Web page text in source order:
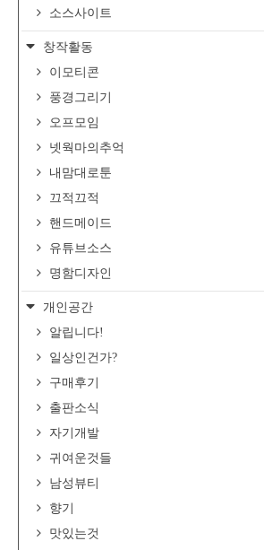
소스사이트
창작활동
이모티콘
풍경그리기
오프모임
넷웍마의추억
내맘대로툰
끄적끄적
핸드메이드
유튜브소스
명함디자인
개인공간
알립니다!
일상인건가?
구매후기
출판소식
자기개발
귀여운것들
남성뷰티
향기
맛있는것